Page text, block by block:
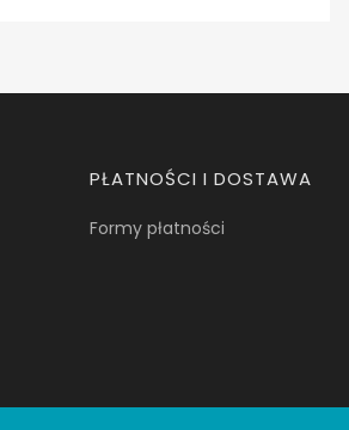
PŁATNOŚCI I DOSTAWA
Formy płatności